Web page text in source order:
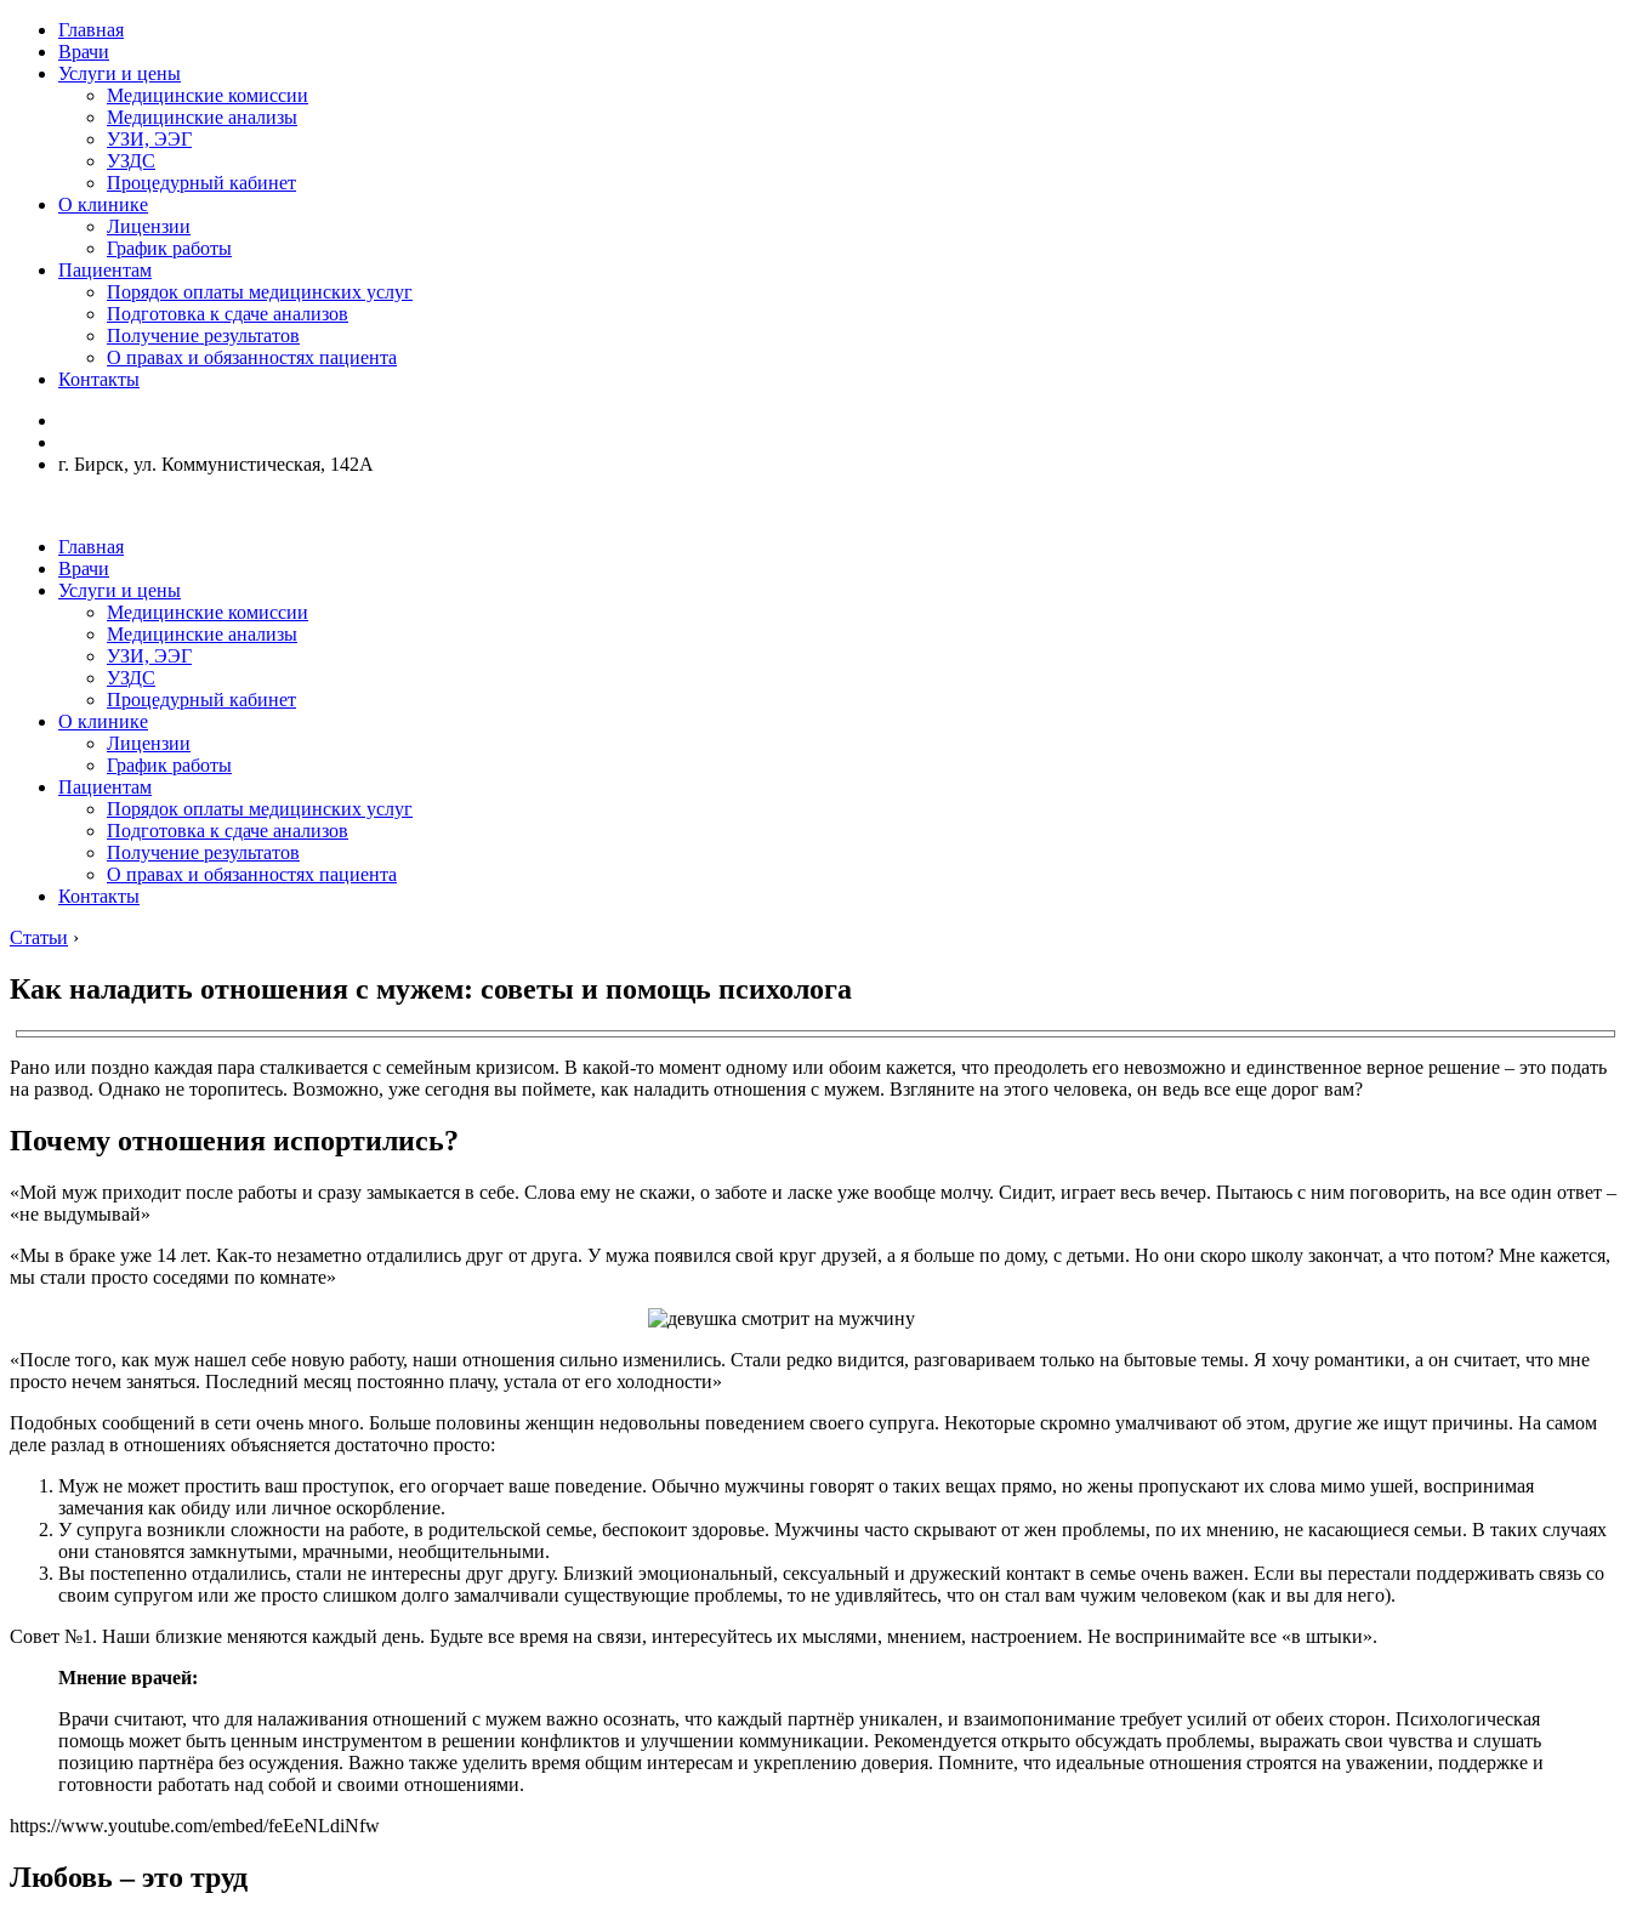
Главная
Врачи
Услуги и цены
Медицинские комиссии
Медицинские анализы
УЗИ, ЭЭГ
УЗДС
Процедурный кабинет
О клинике
Лицензии
График работы
Пациентам
Порядок оплаты медицинских услуг
Подготовка к сдаче анализов
Получение результатов
О правах и обязанностях пациента
Контакты
г. Бирск, ул. Коммунистическая, 142А
Главная
Врачи
Услуги и цены
Медицинские комиссии
Медицинские анализы
УЗИ, ЭЭГ
УЗДС
Процедурный кабинет
О клинике
Лицензии
График работы
Пациентам
Порядок оплаты медицинских услуг
Подготовка к сдаче анализов
Получение результатов
О правах и обязанностях пациента
Контакты
Статьи ›
Как наладить отношения с мужем: советы и помощь психолога
Рано или поздно каждая пара сталкивается с семейным кризисом. В какой-то момент одному или обоим кажется, что преодолеть его невозможно и единственное верное решение – это подать
на развод. Однако не торопитесь. Возможно, уже сегодня вы поймете, как наладить отношения с мужем. Взгляните на этого человека, он ведь все еще дорог вам?
Почему отношения испортились?
«Мой муж приходит после работы и сразу замыкается в себе. Слова ему не скажи, о заботе и ласке уже вообще молчу. Сидит, играет весь вечер. Пытаюсь с ним поговорить, на все один ответ –
«не выдумывай»
«Мы в браке уже 14 лет. Как-то незаметно отдалились друг от друга. У мужа появился свой круг друзей, а я больше по дому, с детьми. Но они скоро школу закончат, а что потом? Мне кажется,
мы стали просто соседями по комнате»
«После того, как муж нашел себе новую работу, наши отношения сильно изменились. Стали редко видится, разговариваем только на бытовые темы. Я хочу романтики, а он считает, что мне
просто нечем заняться. Последний месяц постоянно плачу, устала от его холодности»
Подобных сообщений в сети очень много. Больше половины женщин недовольны поведением своего супруга. Некоторые скромно умалчивают об этом, другие же ищут причины. На самом
деле разлад в отношениях объясняется достаточно просто:
Муж не может простить ваш проступок, его огорчает ваше поведение. Обычно мужчины говорят о таких вещах прямо, но жены пропускают их слова мимо ушей, воспринимая
замечания как обиду или личное оскорбление.
У супруга возникли сложности на работе, в родительской семье, беспокоит здоровье. Мужчины часто скрывают от жен проблемы, по их мнению, не касающиеся семьи. В таких случаях
они становятся замкнутыми, мрачными, необщительными.
Вы постепенно отдалились, стали не интересны друг другу. Близкий эмоциональный, сексуальный и дружеский контакт в семье очень важен. Если вы перестали поддерживать связь со
своим супругом или же просто слишком долго замалчивали существующие проблемы, то не удивляйтесь, что он стал вам чужим человеком (как и вы для него).
Совет №1. Наши близкие меняются каждый день. Будьте все время на связи, интересуйтесь их мыслями, мнением, настроением. Не воспринимайте все «в штыки».
Мнение врачей:
Врачи считают, что для налаживания отношений с мужем важно осознать, что каждый партнёр уникален, и взаимопонимание требует усилий от обеих сторон. Психологическая
помощь может быть ценным инструментом в решении конфликтов и улучшении коммуникации. Рекомендуется открыто обсуждать проблемы, выражать свои чувства и слушать
позицию партнёра без осуждения. Важно также уделить время общим интересам и укреплению доверия. Помните, что идеальные отношения строятся на уважении, поддержке и
готовности работать над собой и своими отношениями.
https://www.youtube.com/embed/feEeNLdiNfw
Любовь – это труд